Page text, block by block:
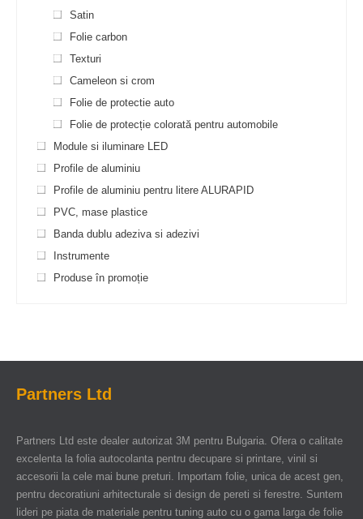
Satin
Folie carbon
Texturi
Cameleon si crom
Folie de protectie auto
Folie de protecție colorată pentru automobile
Module si iluminare LED
Profile de aluminiu
Profile de aluminiu pentru litere ALURAPID
PVC, mase plastice
Banda dublu adeziva si adezivi
Instrumente
Produse în promoție
Partners Ltd
Partners Ltd este dealer autorizat 3M pentru Bulgaria. Ofera o calitate
excelenta la folia autocolanta pentru decupare si printare, vinil si
accesorii la cele mai bune preturi. Importam folie, unica de acest gen,
pentru decoratiuni arhitecturale si design de pereti si ferestre. Suntem
lideri pe piata de materiale pentru tuning auto cu o gama larga de folie